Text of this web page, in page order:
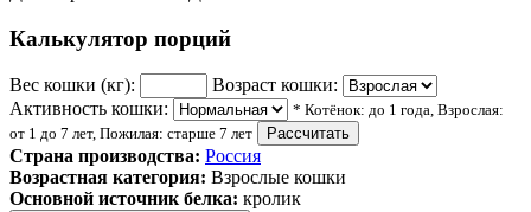
Калькулятор порций
Вес кошки (кг):
Возраст кошки:
Активность кошки:
* Котёнок: до 1 года, Взрослая:
от 1 до 7 лет, Пожилая: старше 7 лет
Рассчитать
Страна производства: Россия
Возрастная категория: Взрослые кошки
Основной источник белка: кролик